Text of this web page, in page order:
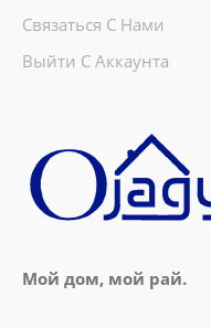
Связаться С Нами
Выйти С Аккаунта
Мой дом, мой рай.